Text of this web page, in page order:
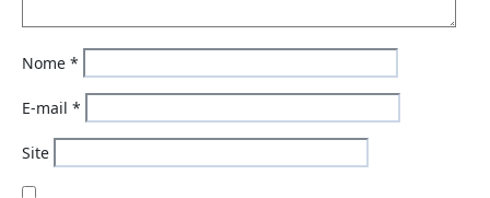
Nome *
E-mail *
Site